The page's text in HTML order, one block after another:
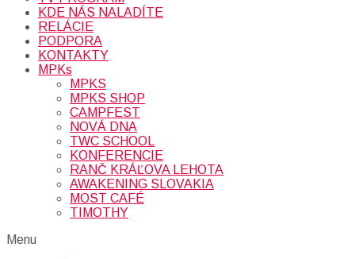
KDE NÁS NALADÍTE
RELÁCIE
PODPORA
KONTAKTY
MPKs
MPKS
MPKS SHOP
CAMPFEST
NOVÁ DNA
TWC SCHOOL
KONFERENCIE
RANČ KRÁĽOVA LEHOTA
AWAKENING SLOVAKIA
MOST CAFÉ
TIMOTHY
Menu